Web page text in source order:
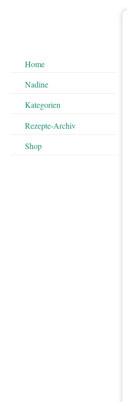
Home
Nadine
Kategorien
Rezepte-Archiv
Shop